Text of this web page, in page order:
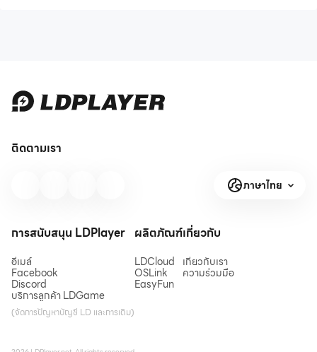
ติดตามเรา
ภาษาไทย
การสนับสนุน LDPlayer
อีเมล์
Facebook
Discord
บริการลูกค้า LDGame
(จัดการปัญหาบัญชี LD และการเติม)
ผลิตภัณฑ์
LDCloud
OSLink
EasyFun
เกี่ยวกับ
เกี่ยวกับเรา
ความร่วมมือ